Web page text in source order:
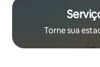
Torne sua